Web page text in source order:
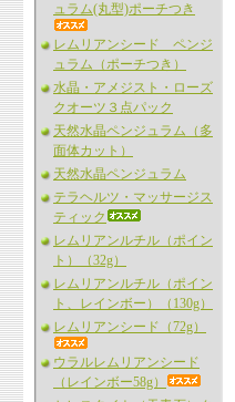
ュラム(丸型)ポーチつき
レムリアンシード ペンジ
ュラム（ポーチつき）
水晶・アメジスト・ローズ
クオーツ３点パック
天然水晶ペンジュラム（多
面体カット）
天然水晶ペンジュラム
テラヘルツ・マッサージス
ティック
レムリアンルチル（ポイン
ト）（32g）
レムリアンルチル（ポイン
ト、レインボー）（130g）
レムリアンシード（72g）
ウラルレムリアンシード
（レインボー58g）